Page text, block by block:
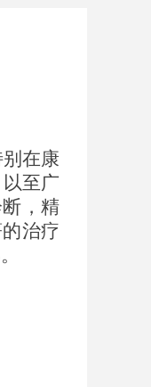
在康
至广
，精
治疗